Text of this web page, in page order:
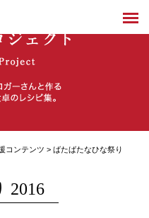
コンテンツ> ばたばたなひな祭り
2016